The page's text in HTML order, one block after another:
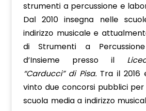
strumenti a percussione e
Dal 2010 insegna nelle
indirizzo musicale e
di Strumenti a
d’Insieme presso il
“Carducci” di Pisa.Tra il 2016
vinto due concorsi pubblici
scuola media a indirizzo